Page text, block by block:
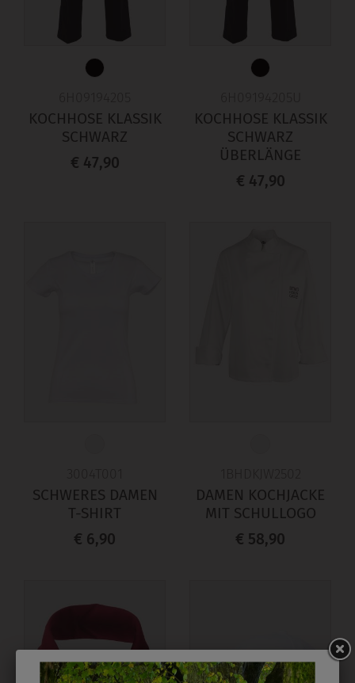
KOCHHOSE KLASSIK
SCHWARZ
€ 47,90
KOCHHOSE KLASSIK
SCHWARZ
ÜBERLÄNGE
€ 47,90
SCHWERES DAMEN
T-SHIRT
€ 6,90
DAMEN KOCHJACKE
MIT SCHULLOGO
€ 58,90